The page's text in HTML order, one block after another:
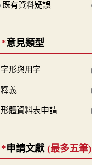
既有資料疑誤
*意見類型
字形與用字
釋義
形體資料表申請
*申請文獻 (最多五筆)